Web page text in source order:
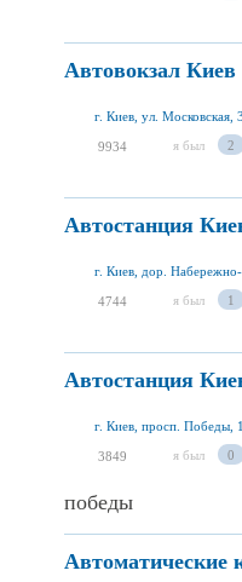
Автовокзал
г. Киев, ул. Московская,
9934 я был 2
Автостанция
г. Киев, дор.
4744 я был 1
Автостанция
г. Киев, просп. Победы,
3849 я был 0
победы
Автоматические